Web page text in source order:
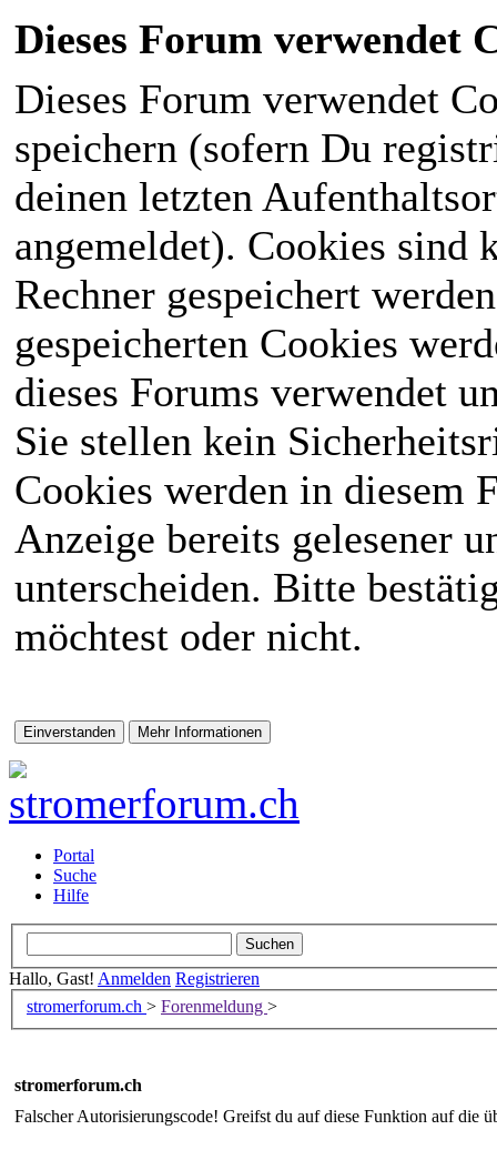
Dieses Forum verwendet
Dieses Forum verwendet
speichern (sofern Du
deinen letzten
angemeldet). Cookies sind
Rechner gespeichert
gespeicherten Cookies
dieses Forums verwendet
Sie stellen kein
Cookies werden in diesem
Anzeige bereits gelesener
unterscheiden. Bitte
möchtest oder nicht.
Portal
Suche
Hilfe
Hallo, Gast! Anmelden Registrieren
stromerforum.ch > Forenmeldung >
stromerforum.ch
Falscher Autorisierungscode! Greifst du auf diese Funktion auf die